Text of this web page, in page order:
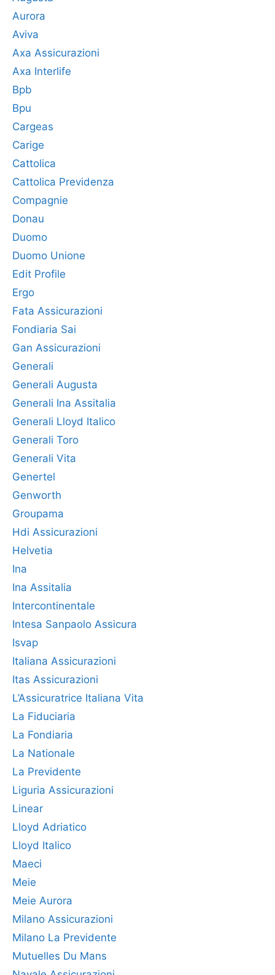
Aurora
Aviva
Axa Assicurazioni
Axa Interlife
Bpb
Bpu
Cargeas
Carige
Cattolica
Cattolica Previdenza
Compagnie
Donau
Duomo
Duomo Unione
Edit Profile
Ergo
Fata Assicurazioni
Fondiaria Sai
Gan Assicurazioni
Generali
Generali Augusta
Generali Ina Assitalia
Generali Lloyd Italico
Generali Toro
Generali Vita
Genertel
Genworth
Groupama
Hdi Assicurazioni
Helvetia
Ina
Ina Assitalia
Intercontinentale
Intesa Sanpaolo Assicura
Isvap
Italiana Assicurazioni
Itas Assicurazioni
L’Assicuratrice Italiana Vita
La Fiduciaria
La Fondiaria
La Nationale
La Previdente
Liguria Assicurazioni
Linear
Lloyd Adriatico
Lloyd Italico
Maeci
Meie
Meie Aurora
Milano Assicurazioni
Milano La Previdente
Mutuelles Du Mans